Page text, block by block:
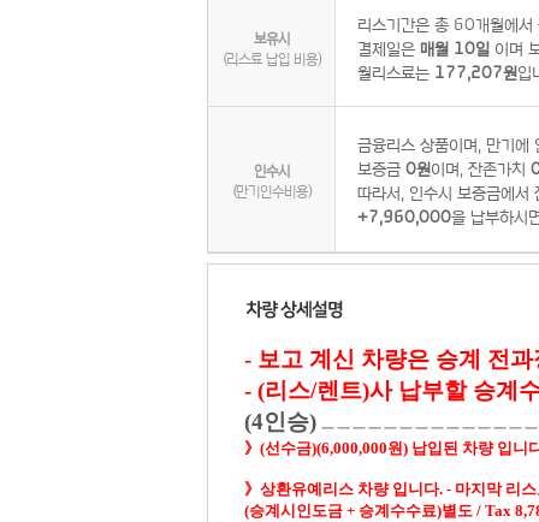
보유시
(리스료 납입 비용)
리스기간은 총 60개월에
결제일은 매월 10일 이며
월리스료는 177,207원입
인수시
(만기인수비용)
금융리스 상품이며, 만기에
보증금 0원이며, 잔존가치
따라서, 인수시 보증금에서
+7,960,000을 납부하시
- 보고 계신 차량은 승계 전
- (리스/렌트)사 납부할 승계
(4인승) ㅡㅡㅡㅡㅡㅡㅡㅡㅡㅡㅡㅡㅡ
》(선수금)(6,000,000원) 납입된 차량 입니
》상환유예리스 차량 입니다. - 마지막 리
(승계시인도금 + 승계수수료)별도 / Tax